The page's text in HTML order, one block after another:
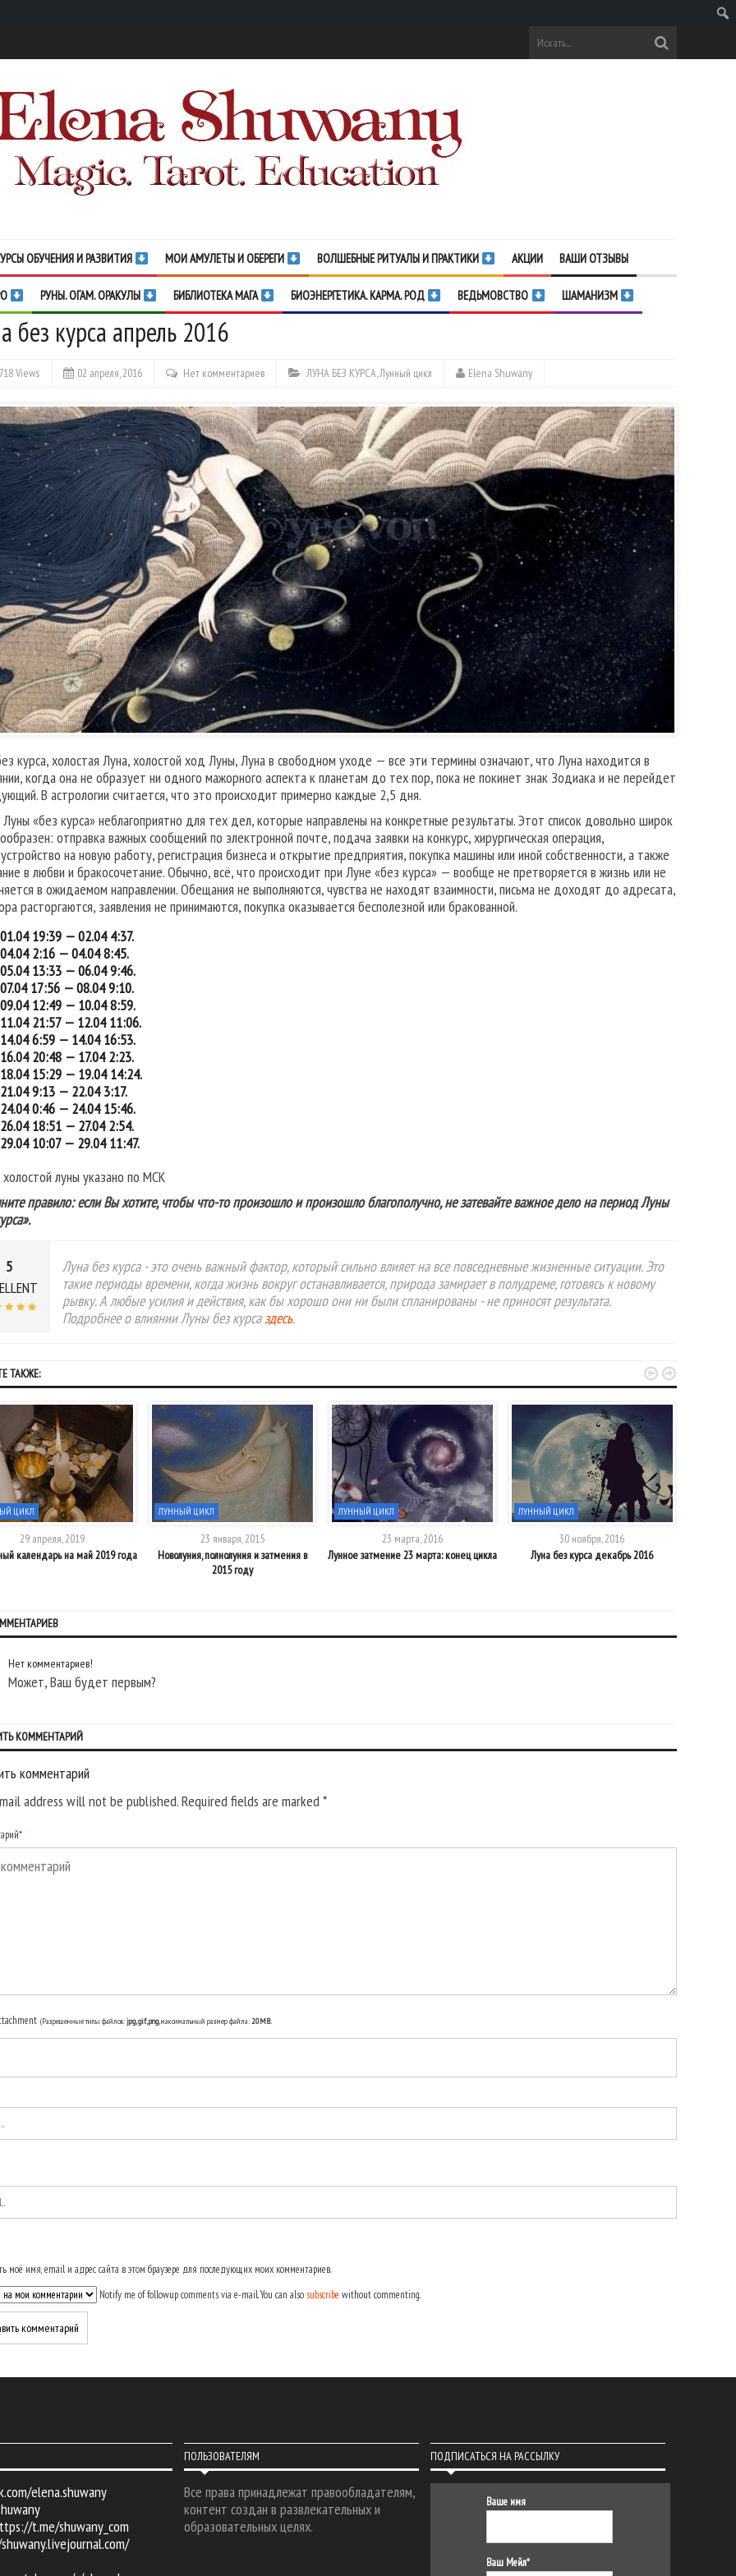
ОБУЧЕНИЯ И РАЗВИТИЯ МОИ АМУЛЕТЫ И ОБЕРЕГИ ВОЛШЕБНЫЕ РИТУАЛЫ И ПРАКТИКИ АКЦИИ ВАШИ ОТЗЫВЫ
РУНЫ. ОГАМ. ОРАКУЛЫ БИБЛИОТЕКА МАГА БИОЭНЕРГЕТИКА. КАРМА. РОД ВЕДЬМОВСТВО ШАМАНИЗМ
без курса апрель 2016
Views 02 апреля, 2016 Нет комментариев ЛУНА БЕЗ КУРСА,Лунный цикл Elena Shuwany
курса, холостая Луна, холостой ход Луны, Луна в свободном уходе — все эти термины означают, что Луна находится в
когда она не образует ни одного мажорного аспекта к планетам до тех пор, пока не покинет знак Зодиака и не перейдет
В астрологии считается, что это происходит примерно каждые 2,5 дня.
«без курса» неблагоприятно для тех дел, которые направлены на конкретные результаты. Этот список довольно широк
отправка важных сообщений по электронной почте, подача заявки на конкурс, хирургическая операция,
на новую работу, регистрация бизнеса и открытие предприятия, покупка машины или иной собственности, а также
в любви и бракосочетание. Обычно, всё, что происходит при Луне «без курса» — вообще не претворяется в жизнь или не
в ожидаемом направлении. Обещания не выполняются, чувства не находят взаимности, письма не доходят до адресата,
расторгаются, заявления не принимаются, покупка оказывается бесполезной или бракованной.
01.04 19:39 — 02.04 4:37.
04.04 2:16 — 04.04 8:45.
05.04 13:33 — 06.04 9:46.
07.04 17:56 — 08.04 9:10.
09.04 12:49 — 10.04 8:59.
11.04 21:57 — 12.04 11:06.
14.04 6:59 — 14.04 16:53.
16.04 20:48 — 17.04 2:23.
18.04 15:29 — 19.04 14:24.
21.04 9:13 — 22.04 3:17.
24.04 0:46 — 24.04 15:46.
26.04 18:51 — 27.04 2:54.
29.04 10:07 — 29.04 11:47.
луны указано по МСК
правило: если Вы хотите, чтобы что-то произошло и произошло благополучно, не затевайте важное дело на период Луны
5
Луна без курса - это очень важный фактор, который сильно влияет на все повседневные жизненные ситуации. Это
такие периоды времени, когда жизнь вокруг останавливается, природа замирает в полудреме, готовясь к новому
рывку. А любые усилия и действия, как бы хорошо они ни были спланированы - не приносят результата.
Подробнее о влиянии Луны без курсаздесь.
ТАКЖЕ:
ЦИКЛ
29 апреля, 2019
календарь на май 2019 года
ЛУННЫЙ ЦИКЛ
23 января, 2015
Новолуния, полнолуния и затмения в
2015 году
ЛУННЫЙ ЦИКЛ
23 марта, 2016
Лунное затмение 23 марта: конец цикла
ЛУННЫЙ ЦИКЛ
30 ноября, 2016
Луна без курса декабрь 2016
 
Нет комментариев!
Может, Ваш будет первым?
КОММЕНТАРИЙ
комментарий
address will not be published. Required fields are marked*
*
(Разрешенные типы файлов:jpg, gif, png, максимальный размер файла:20MB.
моё имя, email и адрес сайта в этом браузере для последующих моих комментариев.
Notify me of followup comments via e-mail. You can also subscribe without commenting.
elena.shuwany
t.me/shuwany_com
ПОЛЬЗОВАТЕЛЯМ
Все права принадлежат правообладателям,
контент создан в развлекательных и
образовательных целях.
ПОДПИСАТЬСЯ НА РАССЫЛКУ
Ваше имя
Ваш Мейл*